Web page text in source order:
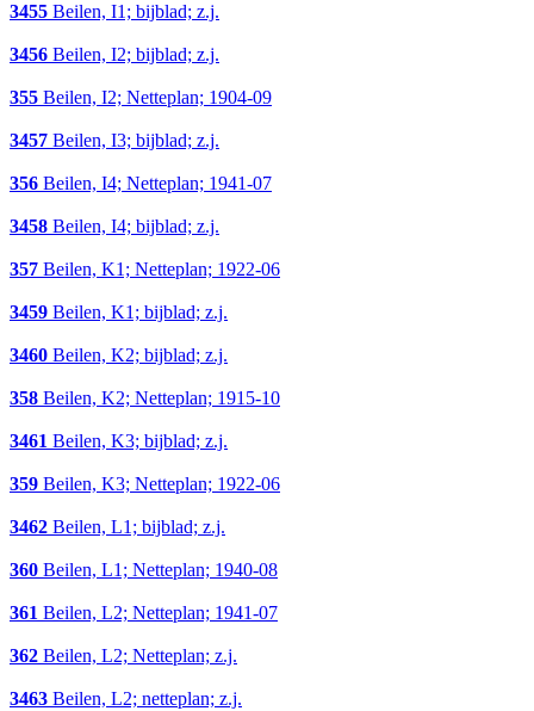
3455 Beilen, I1; bijblad; z.j.
3456 Beilen, I2; bijblad; z.j.
355 Beilen, I2; Netteplan; 1904-09
3457 Beilen, I3; bijblad; z.j.
356 Beilen, I4; Netteplan; 1941-07
3458 Beilen, I4; bijblad; z.j.
357 Beilen, K1; Netteplan; 1922-06
3459 Beilen, K1; bijblad; z.j.
3460 Beilen, K2; bijblad; z.j.
358 Beilen, K2; Netteplan; 1915-10
3461 Beilen, K3; bijblad; z.j.
359 Beilen, K3; Netteplan; 1922-06
3462 Beilen, L1; bijblad; z.j.
360 Beilen, L1; Netteplan; 1940-08
361 Beilen, L2; Netteplan; 1941-07
362 Beilen, L2; Netteplan; z.j.
3463 Beilen, L2; netteplan; z.j.